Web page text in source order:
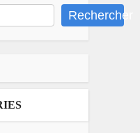
Rechercher